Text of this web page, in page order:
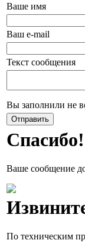
Ваше имя
Ваш e-mail
Текст сообщения
Вы заполнили не
Спасибо!
Ваше сообщение
По техническим